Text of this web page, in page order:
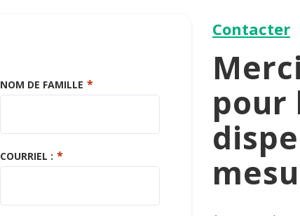
NOM DE FAMILLE
COURRIEL :
Contacter
pour